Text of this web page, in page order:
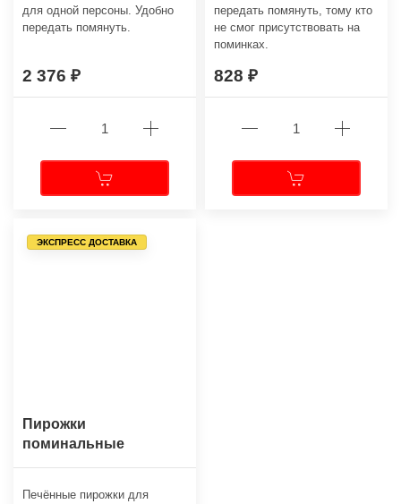
для одной персоны. Удобно
передать помянуть.
2 376
передать помянуть, тому кто
не смог присутствовать на
поминках.
828
ЭКСПРЕСС ДОСТАВКА
Пирожки
поминальные
Печённые пирожки для